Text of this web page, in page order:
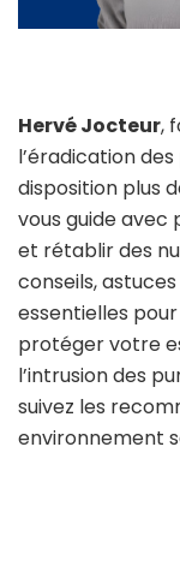
Hervé Jocteur,
l’éradication
disposition plus
vous guide avec
et rétablir des
conseils,
essentielles
protéger votre
l’intrusion des
suivez les
environnement